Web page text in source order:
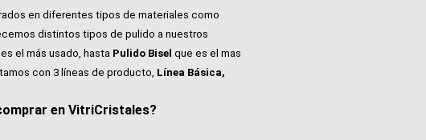
en diferentes tipos de materiales como
distintos tipos de pulido a nuestros
el más usado, hasta Pulido Bisel que es el mas
con 3 líneas de producto, Línea Básica,
en VitriCristales?